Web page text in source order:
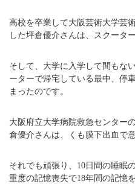
高校を卒業して大阪芸術大学芸
した坪倉優介さんは、スクータ
そして、大学に入学して間もな
ーターで帰宅している最中、停
まったのです。
大阪府立大学病院救急センター
倉優介さんは、くも膜下出血で
それでも頑張り、10日間の睡眠
重度の記憶喪失で18年間の記憶